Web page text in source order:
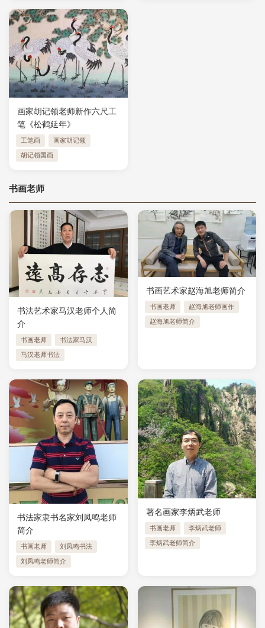
画家胡记领老师新作六尺工
笔《松鹤延年》
工笔画 画家胡记领
胡记领国画
书画老师
书法艺术家马汉老师个人简
介
书画老师 书法家马汉
马汉老师书法
书画艺术家赵海旭老师简介
书画老师 赵海旭老师画作
赵海旭老师简介
书法家隶书名家刘凤鸣老师
简介
书画老师 刘凤鸣书法
刘凤鸣老师简介
著名画家李炳武老师
书画老师 李炳武老师
李炳武老师简介